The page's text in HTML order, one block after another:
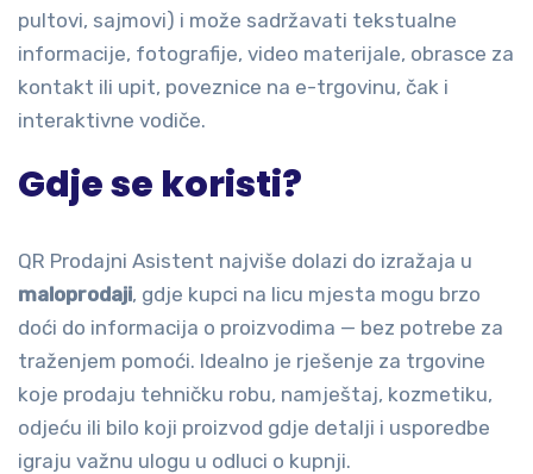
pultovi, sajmovi) i može sadržavati tekstualne
informacije, fotografije, video materijale, obrasce za
kontakt ili upit, poveznice na e-trgovinu, čak i
interaktivne vodiče.
Gdje se koristi?
QR Prodajni Asistent najviše dolazi do izražaja u
maloprodaji, gdje kupci na licu mjesta mogu brzo
doći do informacija o proizvodima — bez potrebe za
traženjem pomoći. Idealno je rješenje za trgovine
koje prodaju tehničku robu, namještaj, kozmetiku,
odjeću ili bilo koji proizvod gdje detalji i usporedbe
igraju važnu ulogu u odluci o kupnji.